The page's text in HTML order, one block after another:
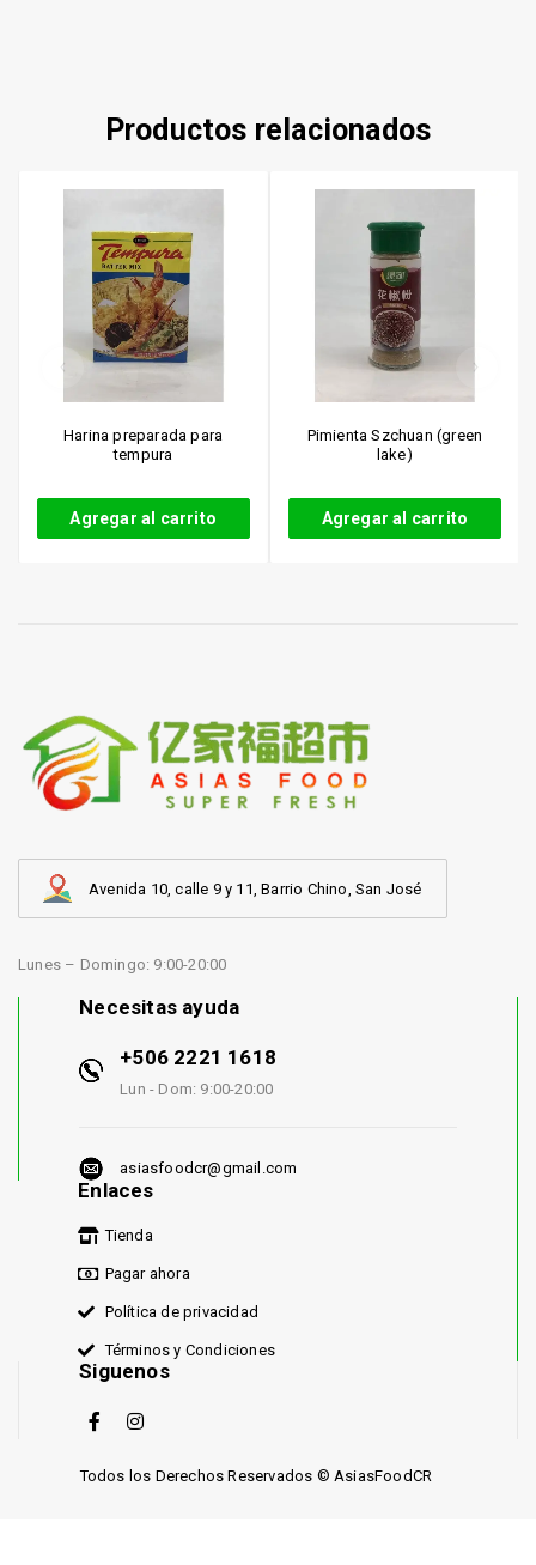
Productos relacionados
Harina preparada para
tempura
Agregar al carrito
Pimienta Szchuan (green
lake)
Agregar al carrito
Avenida 10, calle 9 y 11, Barrio Chino, San José
Lunes – Domingo: 9:00-20:00
Necesitas ayuda
+506 2221 1618
Lun - Dom: 9:00-20:00
asiasfoodcr@gmail.com
Enlaces
Tienda
Pagar ahora
Política de privacidad
Términos y Condiciones
Siguenos
Todos los Derechos Reservados © AsiasFoodCR